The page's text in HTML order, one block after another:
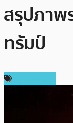
สรุปภาพ
ทรัมป์